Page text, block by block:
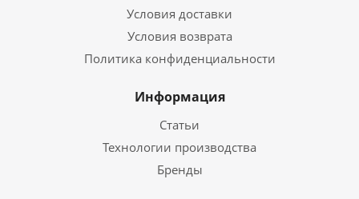
Условия доставки
Условия возврата
Политика конфиденциальности
Информация
Статьи
Технологии производства
Бренды